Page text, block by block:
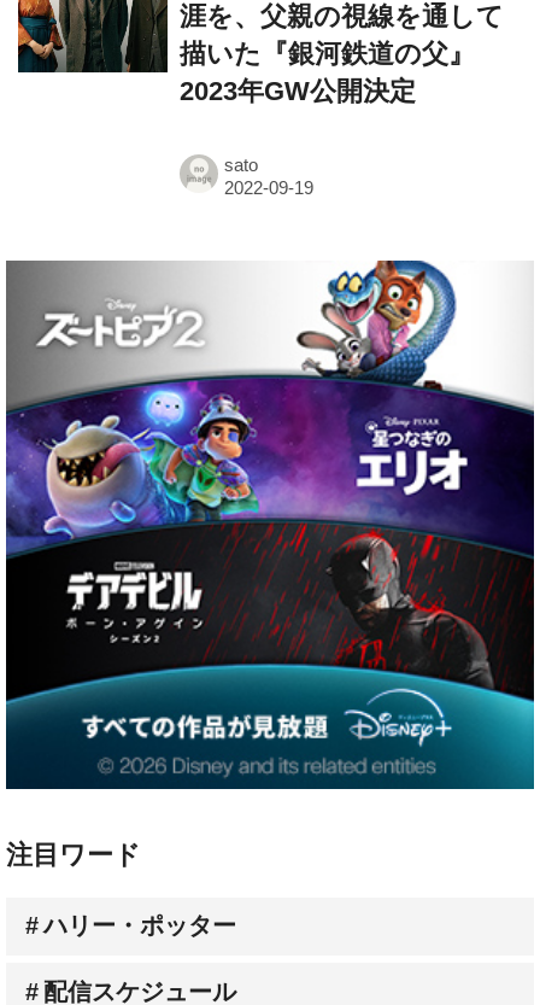
涯を、父親の視線を通して
描いた『銀河鉄道の父』
2023年GW公開決定
sato
注目ワード
ハリー・ポッター
配信スケジュール